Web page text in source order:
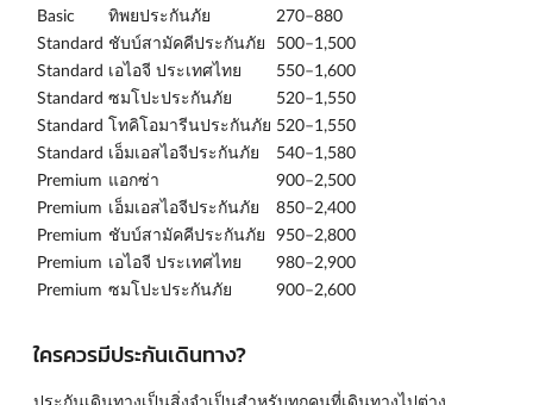
Basic
ทิพยประกันภัย
270–880
Standard ชับบ์สามัคคีประกันภัย
500–1,500
Standard เอไอจี ประเทศไทย
550–1,600
Standard ซมโปะประกันภัย
520–1,550
Standard โทคิโอมารีนประกันภัย 520–1,550
Standard เอ็มเอสไอจีประกันภัย
540–1,580
Premium แอกซ่า
900–2,500
Premium เอ็มเอสไอจีประกันภัย
850–2,400
Premium ชับบ์สามัคคีประกันภัย 950–2,800
Premium เอไอจี ประเทศไทย
980–2,900
Premium ซมโปะประกันภัย 900–2,600
ใครควรมีประกันเดินทาง?
ประกันเดินทางเป็นสิ่งจำเป็นสำหรับทุกคนที่เดินทางไปต่าง